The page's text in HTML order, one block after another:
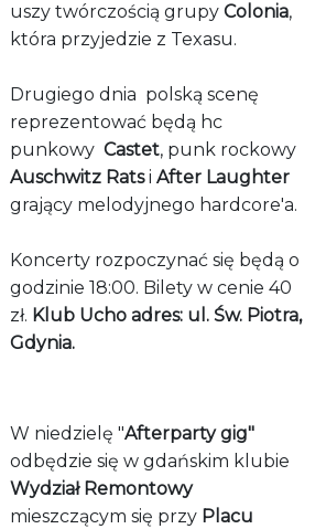
uszy twórczością grupyColonia,
która przyjedzie z Texasu.
Drugiego dnia polską scenę
reprezentować będą hc
punkowyCastet, punk rockowy
Auschwitz RatsiAfter Laughter
grający melodyjnego hardcore'a.
Koncerty rozpoczynać się będą o
godzinie 18:00. Bilety w cenie 40
zł. Klub Ucho adres: ul. Św. Piotra,
Gdynia.
W niedzielę "Afterparty gig"
odbędzie się w gdańskim klubie
Wydział Remontowy
mieszczącym się przy Placu